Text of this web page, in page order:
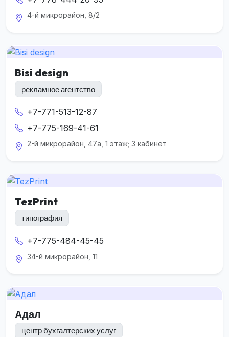
4-й микрорайон, 8/2
Bisi design
рекламное агентство
+7-771-513-12-87
+7-775-169-41-61
2-й микрорайон, 47а, 1 этаж; 3 кабинет
TezPrint
типография
+7-775-484-45-45
34-й микрорайон, 11
Адал
центр бухгалтерских услуг